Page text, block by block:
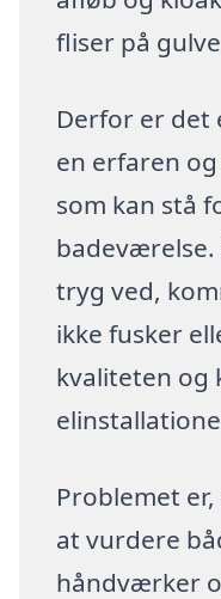
fliser på
Derfor er det
en erfaren
som kan stå
badeværelse.
tryg ved,
ikke fusker
kvaliteten og
Problemet
at vurdere
håndværker